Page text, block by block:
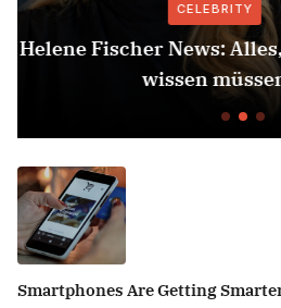
Herbert
Smartphones Are Getting